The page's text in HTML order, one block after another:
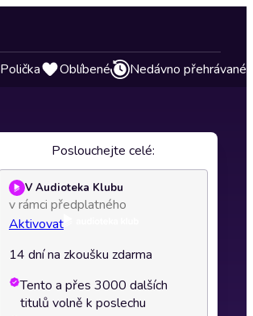
Polička Oblíbené Nedávno přehrávané
Poslouchejte celé:
V Audioteka Klubu
v rámci předplatného
Aktivovat
14 dní na zkoušku zdarma
Tento a přes 3000 dalších
titulů volně k poslechu